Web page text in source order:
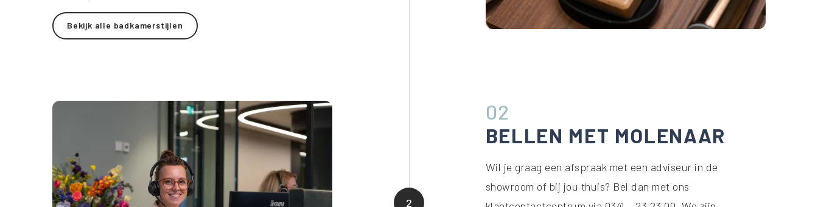
Bekijk alle badkamerstijlen
2
02
BELLEN MET MOLENAAR
Wil je graag een afspraak met een adviseur in de
showroom of bij jou thuis? Bel dan met ons